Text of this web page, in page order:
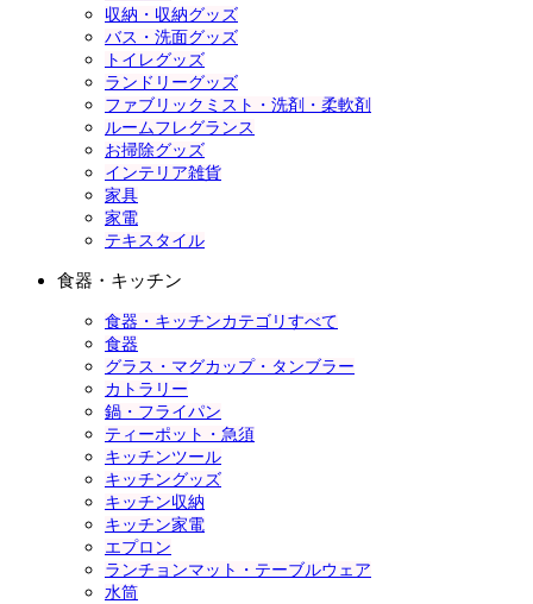
収納・収納グッズ
バス・洗面グッズ
トイレグッズ
ランドリーグッズ
ファブリックミスト・洗剤・柔軟剤
ルームフレグランス
お掃除グッズ
インテリア雑貨
家具
家電
テキスタイル
食器・キッチン
食器・キッチンカテゴリすべて
食器
グラス・マグカップ・タンブラー
カトラリー
鍋・フライパン
ティーポット・急須
キッチンツール
キッチングッズ
キッチン収納
キッチン家電
エプロン
ランチョンマット・テーブルウェア
水筒